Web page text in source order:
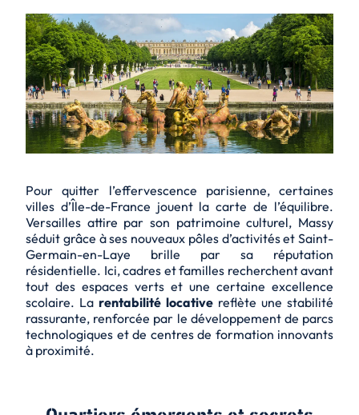
Pour quitter l’effervescence parisienne, certaines
villes d’Île-de-France jouent la carte de l’équilibre.
Versailles attire par son patrimoine culturel, Massy
séduit grâce à ses nouveaux pôles d’activités et Saint-
Germain-en-Laye brille par sa réputation
résidentielle. Ici, cadres et familles recherchent avant
tout des espaces verts et une certaine excellence
scolaire. La rentabilité locative reflète une stabilité
rassurante, renforcée par le développement de parcs
technologiques et de centres de formation innovants
à proximité.